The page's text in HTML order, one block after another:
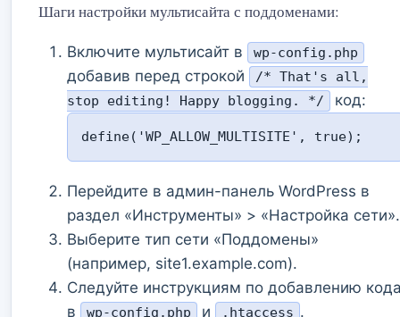
Шаги настройки мультисайта с поддоменами:
Включите мультисайт в wp-config.php
добавив перед строкой
/* That's all,
stop editing! Happy blogging. */
код:
define('WP_ALLOW_MULTISITE', true);
Перейдите в админ-панель WordPress в
раздел «Инструменты» > «Настройка сети».
Выберите тип сети «Поддомены»
(например, site1.example.com).
Следуйте инструкциям по добавлению
в
wp-config.php и .htaccess .